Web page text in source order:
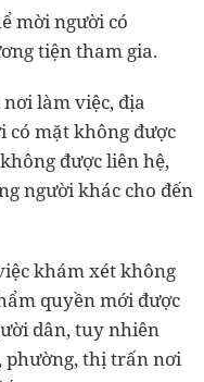
mời người có
tiện tham gia.
làm việc, địa
có mặt không được
được liên hệ,
người khác cho đến
khám xét không
quyền mới được
dân, tuy nhiên
phường, thị trấn nơi